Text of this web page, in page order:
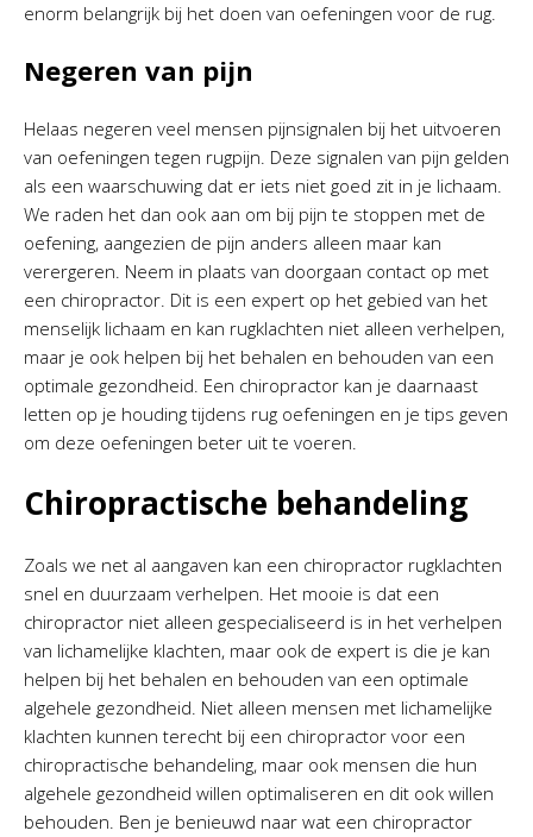
enorm belangrijk bij het doen van oefeningen voor de rug.
Negeren van pijn
Helaas negeren veel mensen pijnsignalen bij het uitvoeren
van oefeningen tegen rugpijn. Deze signalen van pijn gelden
als een waarschuwing dat er iets niet goed zit in je lichaam.
We raden het dan ook aan om bij pijn te stoppen met de
oefening, aangezien de pijn anders alleen maar kan
verergeren. Neem in plaats van doorgaan contact op met
een chiropractor. Dit is een expert op het gebied van het
menselijk lichaam en kan rugklachten niet alleen verhelpen,
maar je ook helpen bij het behalen en behouden van een
optimale gezondheid. Een chiropractor kan je daarnaast
letten op je houding tijdens rug oefeningen en je tips geven
om deze oefeningen beter uit te voeren.
Chiropractische behandeling
Zoals we net al aangaven kan een chiropractor rugklachten
snel en duurzaam verhelpen. Het mooie is dat een
chiropractor niet alleen gespecialiseerd is in het verhelpen
van lichamelijke klachten, maar ook de expert is die je kan
helpen bij het behalen en behouden van een optimale
algehele gezondheid. Niet alleen mensen met lichamelijke
klachten kunnen terecht bij een chiropractor voor een
chiropractische behandeling, maar ook mensen die hun
algehele gezondheid willen optimaliseren en dit ook willen
behouden. Ben je benieuwd naar wat een chiropractor